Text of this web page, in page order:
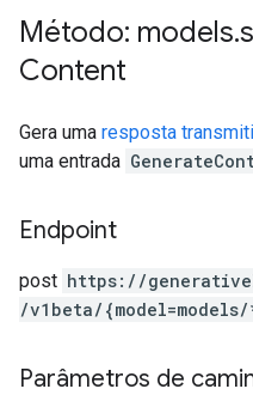
Método: models.
Content
Gera uma resposta
uma entrada
Endpoint
post https: / /
/v1beta/{model=models/
Parâmetros de